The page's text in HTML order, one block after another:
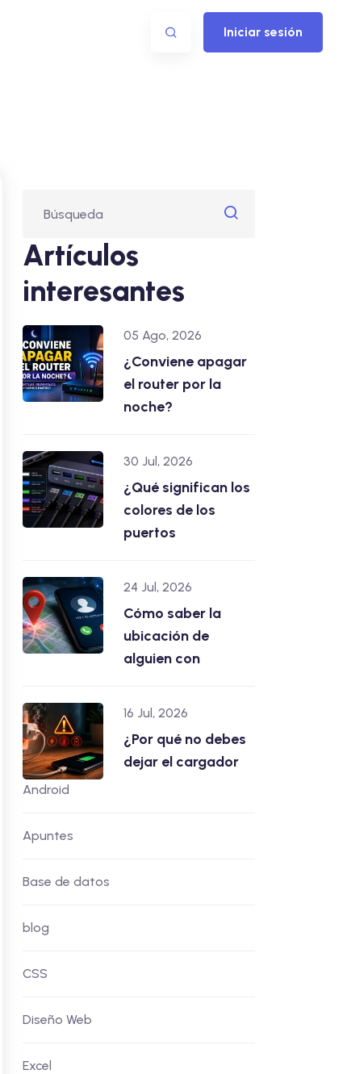
Iniciar sesión
Artículos
interesantes
05 Ago, 2026
¿Conviene apagar
el router por la
noche?
30 Jul, 2026
¿Qué significan los
colores de los
puertos
24 Jul, 2026
Cómo saber la
ubicación de
alguien con
16 Jul, 2026
¿Por qué no debes
dejar el cargador
Android
Apuntes
Base de datos
blog
CSS
Diseño Web
Excel